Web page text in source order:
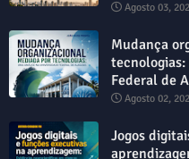
Agosto 03,
Mudança
Federal de
Agosto 02,
Jogos